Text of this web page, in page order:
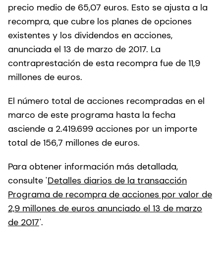
precio medio de 65,07 euros. Esto se ajusta a la
recompra, que cubre los planes de opciones
existentes y los dividendos en acciones,
anunciada el 13 de marzo de 2017. La
contraprestación de esta recompra fue de 11,9
millones de euros.
El número total de acciones recompradas en el
marco de este programa hasta la fecha
asciende a 2.419.699 acciones por un importe
total de 156,7 millones de euros.
Para obtener información más detallada,
consulte 'Detalles diarios de la transacción
Programa de recompra de acciones por valor de
2,9 millones de euros anunciado el 13 de marzo
de 2017'.